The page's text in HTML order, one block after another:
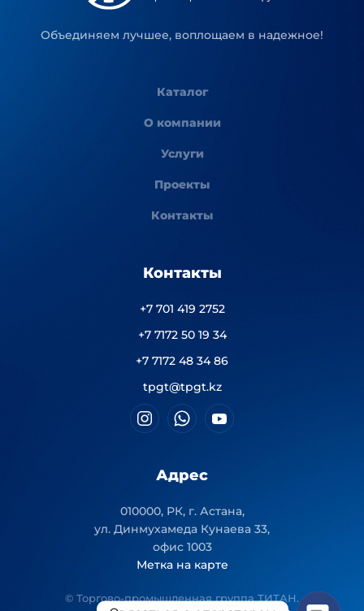
Объединяем лучшее, воплощаем в надежное!
Каталог
О компании
Услуги
Проекты
Контакты
Контакты
+7 701 419 2752
+7 7172 50 19 34
+7 7172 48 34 86
tpgt@tpgt.kz
Адрес
010000, РК, г. Астана,
ул. Динмухамеда Кунаева 33,
офис 1003
Метка на карте
© Торгово-промышленная группа ТИТАН.